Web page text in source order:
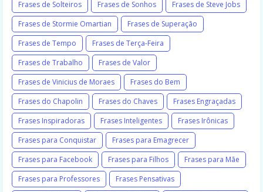
Frases de Solteiros
Frases de Sonhos
Frases de Steve Jobs
Frases de Stormie Omartian
Frases de Superação
Frases de Tempo
Frases de Terça-Feira
Frases de Trabalho
Frases de Valor
Frases de Vinicius de Moraes
Frases do Bem
Frases do Chapolin
Frases do Chaves
Frases Engraçadas
Frases Inspiradoras
Frases Inteligentes
Frases Irônicas
Frases para Conquistar
Frases para Emagrecer
Frases para Facebook
Frases para Filhos
Frases para Mãe
Frases para Professores
Frases Pensativas